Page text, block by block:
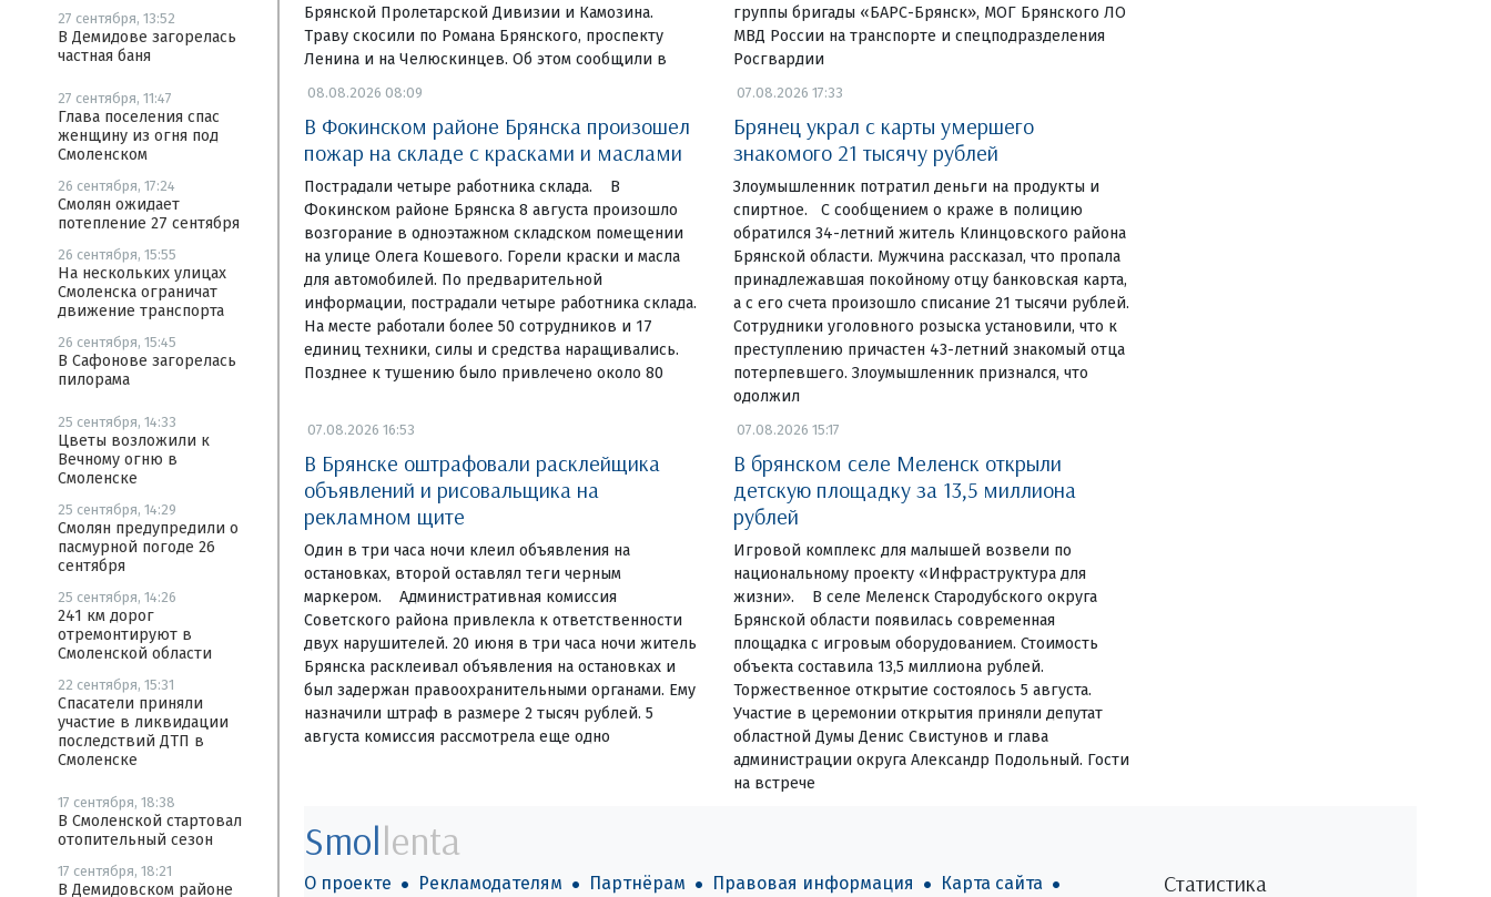
27 сентября, 13:52
В Демидове загорелась
частная баня
27 сентября, 11:47
Глава поселения спас
женщину из огня под
Смоленском
26 сентября, 17:24
Смолян ожидает
потепление 27 сентября
26 сентября, 15:55
На нескольких улицах
Смоленска ограничат
движение транспорта
26 сентября, 15:45
В Сафонове загорелась
пилорама
25 сентября, 14:33
Цветы возложили к
Вечному огню в
Смоленске
25 сентября, 14:29
Смолян предупредили о
пасмурной погоде 26
сентября
25 сентября, 14:26
241 км дорог
отремонтируют в
Смоленской области
22 сентября, 15:31
Спасатели приняли
участие в ликвидации
последствий ДТП в
Смоленске
17 сентября, 18:38
В Смоленской стартовал
отопительный сезон
17 сентября, 18:21
В Демидовском районе
Брянской Пролетарской Дивизии и Камозина.
Траву скосили по Романа Брянского, проспекту
Ленина и на Челюскинцев. Об этом сообщили в
группы бригады «БАРС-Брянск», МОГ Брянского ЛО
МВД России на транспорте и спецподразделения
Росгвардии
08.08.2026 08:09
В Фокинском районе Брянска произошел
пожар на складе с красками и маслами
Пострадали четыре работника склада. В
Фокинском районе Брянска 8 августа произошло
возгорание в одноэтажном складском помещении
на улице Олега Кошевого. Горели краски и масла
для автомобилей. По предварительной
информации, пострадали четыре работника склада.
На месте работали более 50 сотрудников и 17
единиц техники, силы и средства наращивались.
Позднее к тушению было привлечено около 80
07.08.2026 17:33
Брянец украл с карты умершего
знакомого 21 тысячу рублей
Злоумышленник потратил деньги на продукты и
спиртное. С сообщением о краже в полицию
обратился 34-летний житель Клинцовского района
Брянской области. Мужчина рассказал, что пропала
принадлежавшая покойному отцу банковская карта,
а с его счета произошло списание 21 тысячи рублей.
Сотрудники уголовного розыска установили, что к
преступлению причастен 43-летний знакомый отца
потерпевшего. Злоумышленник признался, что
одолжил
07.08.2026 16:53
В Брянске оштрафовали расклейщика
объявлений и рисовальщика на
рекламном щите
Один в три часа ночи клеил объявления на
остановках, второй оставлял теги черным
маркером. Административная комиссия
Советского района привлекла к ответственности
двух нарушителей. 20 июня в три часа ночи житель
Брянска расклеивал объявления на остановках и
был задержан правоохранительными органами. Ему
назначили штраф в размере 2 тысяч рублей. 5
августа комиссия рассмотрела еще одно
07.08.2026 15:17
В брянском селе Меленск открыли
детскую площадку за 13,5 миллиона
рублей
Игровой комплекс для малышей возвели по
национальному проекту «Инфраструктура для
жизни». В селе Меленск Стародубского округа
Брянской области появилась современная
площадка с игровым оборудованием. Стоимость
объекта составила 13,5 миллиона рублей.
Торжественное открытие состоялось 5 августа.
Участие в церемонии открытия приняли депутат
областной Думы Денис Свистунов и глава
администрации округа Александр Подольный. Гости
на встрече
Smollenta
О проекте Рекламодателям Партнёрам Правовая информация Карта сайта Статистика